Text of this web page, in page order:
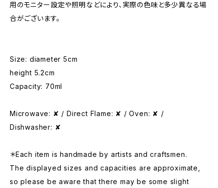
用のモニター設定や照明などにより、実際の色味と多少異なる場
合がございます。
Size: diameter 5cm
height 5.2cm
Capacity: 70ml
Microwave: ✘ / Direct Flame: ✘ / Oven: ✘ /
Dishwasher: ✘
＊Each item is handmade by artists and craftsmen.
The displayed sizes and capacities are approximate,
so please be aware that there may be some slight